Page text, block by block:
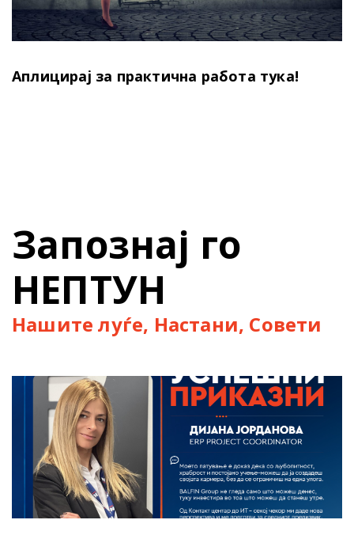
Аплицирај за практична работа тука!
Запознај го
НЕПТУН
Нашите луѓе, Настани, Совети